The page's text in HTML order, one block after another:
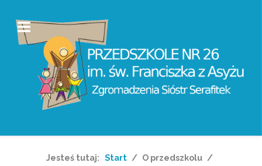
Jesteś tutaj: Start
O przedszkolu